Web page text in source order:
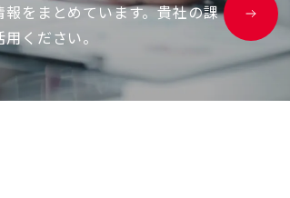
をまとめています。貴社の課
ください。